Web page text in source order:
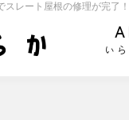
スレート屋根の修理が完了
い